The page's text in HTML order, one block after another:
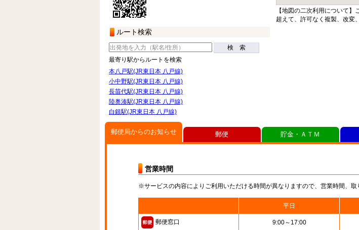
ルート検索
検 索
最寄り駅からルートを検索
本八戸駅(JR東日本 八戸線)
小中野駅(JR東日本 八戸線)
長苗代駅(JR東日本 八戸線)
陸奥湊駅(JR東日本 八戸線)
白銀駅(JR東日本 八戸線)
【地図の二次利用について
超えて、許可なく複製、改変
郵便局からのお知らせ
営業時間
※サービスの内容によりご利用いただける時間が異なりますので、営業時間、取
平日
郵便窓口 9:00～17:00
郵便 貯金・ＡＴＭ